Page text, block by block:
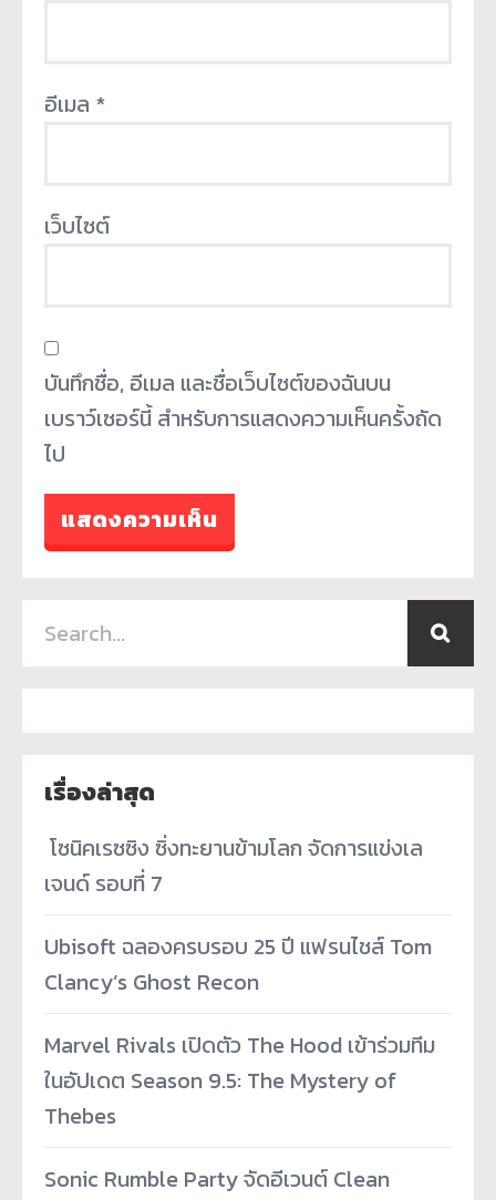
อีเมล *
เว็บไซต์
บันทึกชื่อ, อีเมล และชื่อเว็บไซต์ของฉันบน
เบราว์เซอร์นี้ สำหรับการแสดงความเห็นครั้งถัด
ไป
เรื่องล่าสุด
­ โซนิคเรซซิง ซิ่งทะยานข้ามโลก จัดการแข่งเล
เจนด์ รอบที่ 7
Ubisoft ฉลองครบรอบ 25 ปี แฟรนไชส์ Tom
Clancy’s Ghost Recon
Marvel Rivals เปิดตัว The Hood เข้าร่วมทีม
ในอัปเดต Season 9.5: The Mystery of
Thebes
Sonic Rumble Party จัดอีเวนต์ Clean